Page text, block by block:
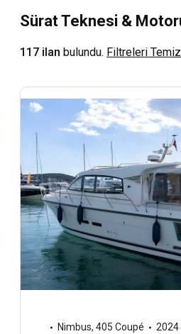
Sürat Teknesi &
117 ilan bulundu. Filtreleri
Nimbus, 405 Coupé 2024